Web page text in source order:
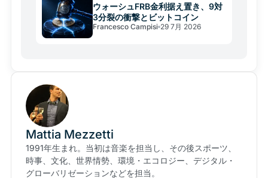
ウォーシュFRB金利据え置き、9対
3分裂の衝撃とビットコイン
Francesco Campisi 29 7月 2026
Mattia Mezzetti
1991年生まれ。当初は音楽を担当し、その後スポーツ、
時事、文化、世界情勢、環境・エコロジー、デジタル・
グローバリゼーションなどを担当。